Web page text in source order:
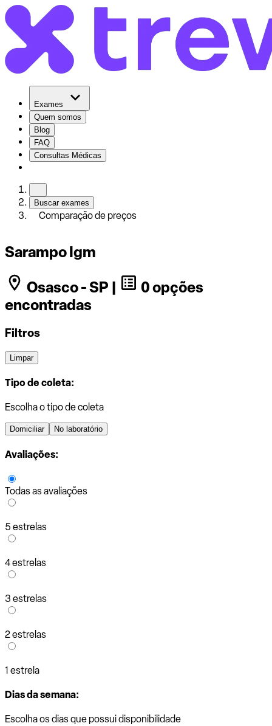
Exames
Quem somos
Blog
FAQ
Consultas Médicas
Buscar exames
Comparação de preços
Sarampo Igm
Osasco - SP |
0 opções
encontradas
Filtros
Limpar
Tipo de coleta:
Escolha o tipo de coleta
Domiciliar No laboratório
Avaliações:
Todas as avaliações
5 estrelas
4 estrelas
3 estrelas
2 estrelas
1 estrela
Dias da semana:
Escolha os dias que possui disponibilidade